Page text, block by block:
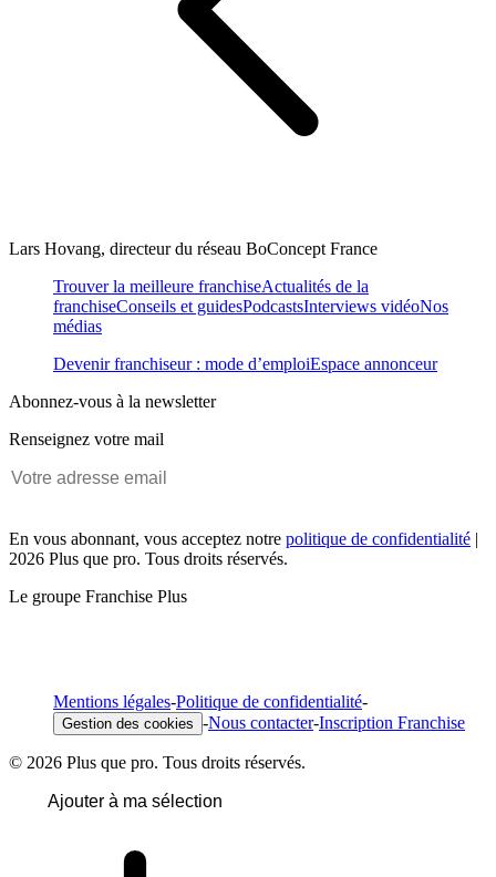
Lars Hovang, directeur du réseau BoConcept France
Trouver la meilleure franchiseActualités de la
franchiseConseils et guidesPodcastsInterviews vidéoNos
médias
Devenir franchiseur : mode d’emploiEspace annonceur
Abonnez-vous à la newsletter
Renseignez votre mail
En vous abonnant, vous acceptez notre politique de confidentialité |
2026 Plus que pro. Tous droits réservés.
Le groupe Franchise Plus
Mentions légales-Politique de confidentialité-
Gestion des cookies -Nous contacter-Inscription Franchise
© 2026 Plus que pro. Tous droits réservés.
Ajouter à ma sélection